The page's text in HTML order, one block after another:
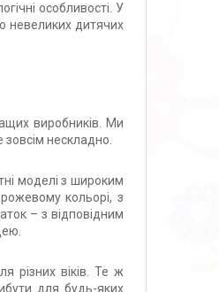
особливості. У
невеликих дитячих
виробників. Ми
нескладно.
моделі з широким
кольорі, з
– з відповідним
різних віків. Те ж
для будь-яких